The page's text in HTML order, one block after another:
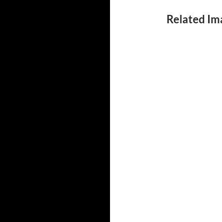
Related